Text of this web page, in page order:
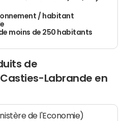
/ habitant
moins de 250 habitants
de
Labrande en
de l'Economie)